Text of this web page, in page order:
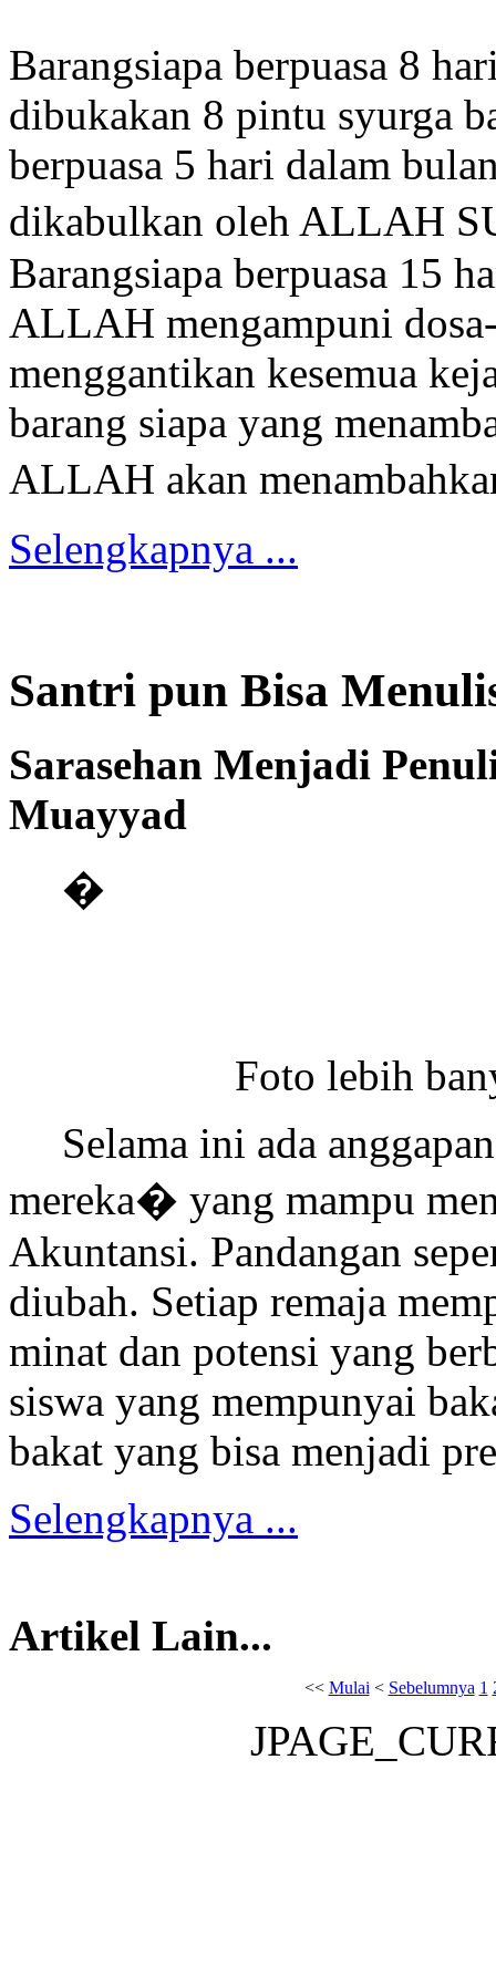
Barangsiapa berpuasa 8
dibukakan 8 pintu syurga
berpuasa 5 hari dalam
dikabulkan oleh ALLAH
Barangsiapa berpuasa 15
ALLAH mengampuni
menggantikan kesemua
barang siapa yang
ALLAH akan
Selengkapnya ...
Santri pun Bisa
Sarasehan Menjadi
Muayyad
�
Foto lebih
Selama ini ada
mereka� yang mampu
Akuntansi. Pandangan
diubah. Setiap remaja
minat dan potensi yang
siswa yang mempunyai
bakat yang bisa menjadi
Selengkapnya ...
Artikel Lain...
<< Mulai < Sebelumnya 1